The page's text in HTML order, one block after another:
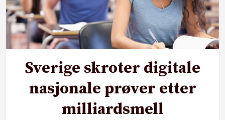
Sverige skroter digitale
nasjonale prøver etter
milliardsmell